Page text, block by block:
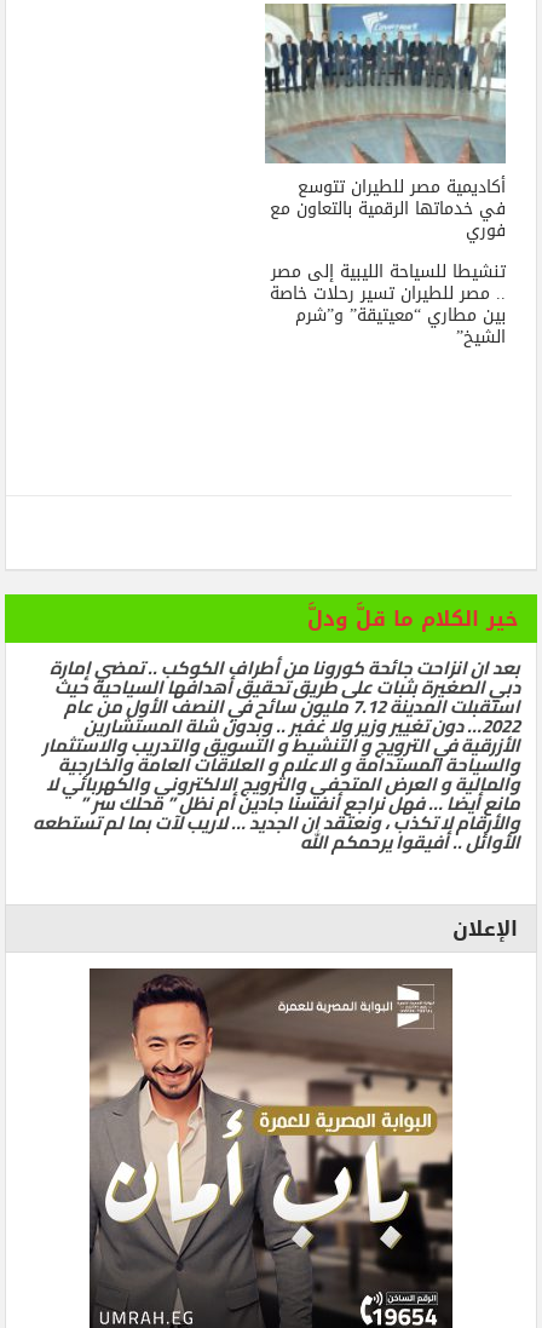
أكاديمية مصر للطيران تتوسع
في خدماتها الرقمية بالتعاون مع
فوري
تنشيطا للسياحة الليبية إلى مصر
.. مصر للطيران تسير رحلات خاصة
بين مطاري “معيتيقة” و”شرم
الشيخ”
خير الكلام ما قلَّ ودلَّ
بعد ان انزاحت جائحة كورونا من أطراف الكوكب .. تمضي إمارة
دبي الصغيرة بثبات على طريق تحقيق أهدافها السياحية حيث
استقبلت المدينة 7.12 مليون سائح في النصف الأول من عام
2022… دون تغيير وزير ولا غفير .. وبدون شلة المستشارين
الأزرقية في الترويج و التنشيط و التسويق والتدريب والاستثمار
والسياحة المستدامة و الاعلام و العلاقات العامة والخارجية
والمالية و العرض المتحفي والترويج الالكتروني والكهربائي لا
مانع أيضا … فهل نراجع أنفسنا جادين أم نظل ” محلك سر ”
والأرقام لا تكذب ، ونعتقد ان الجديد … لاريب لآت بما لم تستطعه
الأوائل .. أفيقوا يرحمكم الله
الإعلان